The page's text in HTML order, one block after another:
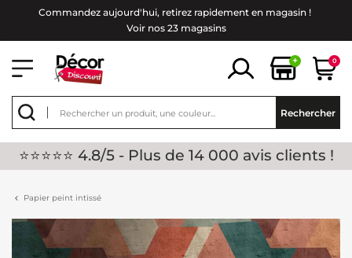
Commandez aujourd'hui, retirez rapidement en magasin !
Voir nos 23 magasins
+ 0
Rechercher
⭐⭐⭐⭐⭐ 4.8/5 - Plus de 14 000 avis clients !
Papier peint intissé